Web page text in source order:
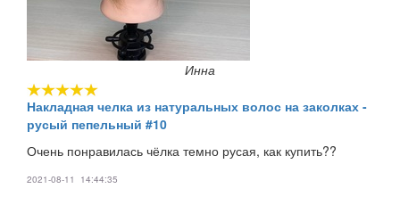
Инна
Накладная челка из натуральных волос на заколках -
русый пепельный #10
Очень понравилась чёлка темно русая, как купить??
2021-08-11 14:44:35